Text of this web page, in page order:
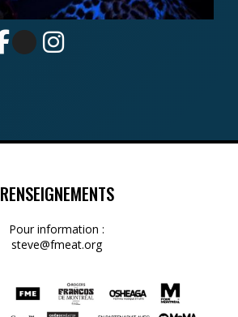
RENSEIGNEMENTS
Pour information :
steve@fmeat.org